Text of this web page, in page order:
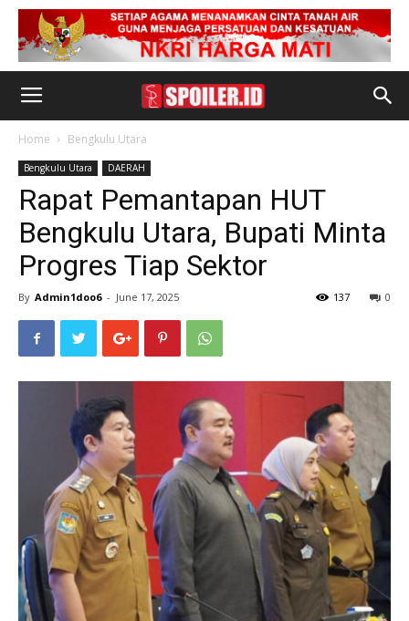
Home Bengkulu Utara
Bengkulu Utara DAERAH
Rapat Pemantapan HUT
Bengkulu Utara, Bupati Minta
Progres Tiap Sektor
By Admin1doo6 - June 17, 2025 0
137